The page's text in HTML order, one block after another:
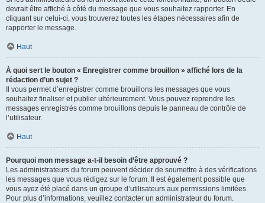
devrait être affiché à côté du message que vous souhaitez rapporter. En
cliquant sur celui-ci, vous trouverez toutes les étapes nécessaires afin de
rapporter le message.
Haut
À quoi sert le bouton « Enregistrer comme brouillon » affiché lors de la
rédaction d’un sujet ?
Il vous permet d’enregistrer comme brouillons les messages que vous
souhaitez finaliser et publier ultérieurement. Vous pouvez reprendre les
messages enregistrés comme brouillons depuis le panneau de contrôle de
l’utilisateur.
Haut
Pourquoi mon message a-t-il besoin d’être approuvé ?
Les administrateurs du forum peuvent décider de soumettre à des vérifications
les messages que vous rédigez sur le forum. Il est également possible que
vous ayez été placé dans un groupe d’utilisateurs aux permissions limitées.
Pour plus d’informations, veuillez contacter un administrateur du forum.